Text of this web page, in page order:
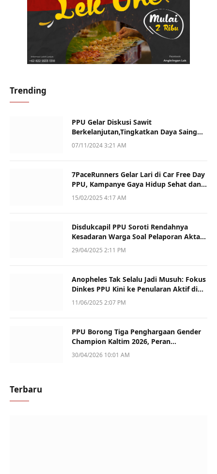
Trending
PPU Gelar Diskusi Sawit
Berkelanjutan,Tingkatkan Daya Saing
dan Kualitas
07/11/2024 3:21 AM
7PaceRunners Gelar Lari di Car Free Day
PPU, Kampanye Gaya Hidup Sehat dan
Dukung UMKM
15/02/2025 4:17 AM
Disdukcapil PPU Soroti Rendahnya
Kesadaran Warga Soal Pelaporan Akta
Kematian
29/04/2025 2:11 PM
Anopheles Tak Selalu Jadi Musuh: Fokus
Dinkes PPU Kini ke Penularan Aktif di
Sotek
11/06/2025 2:07 PM
PPU Borong Tiga Penghargaan Gender
Champion Kaltim 2026, Peran
Perempuan Jadi Sorotan
30/04/2026 10:01 AM
Terbaru